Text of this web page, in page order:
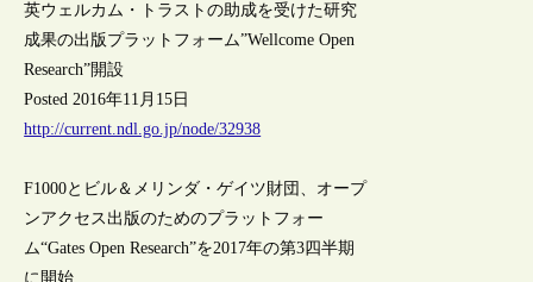
英ウェルカム・トラストの助成を受けた研究
成果の出版プラットフォーム”Wellcome Open
Research”開設
Posted 2016年11月15日
http://current.ndl.go.jp/node/32938
F1000とビル＆メリンダ・ゲイツ財団、オープ
ンアクセス出版のためのプラットフォー
ム“Gates Open Research”を2017年の第3四半期
に開始